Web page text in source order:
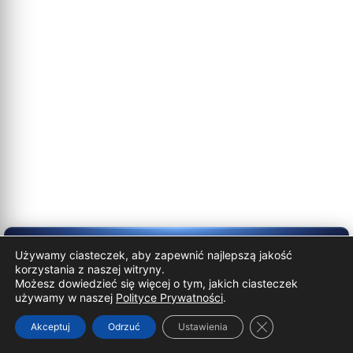
© Wszelkie prawa zastrzeżone
PHP Code Snippets Powered By :XYZScripts.com
Używamy ciasteczek, aby zapewnić najlepszą jakość
korzystania z naszej witryny.
Możesz dowiedzieć się więcej o tym, jakich ciasteczek
używamy w naszej Polityce Prywatności.
Akceptuj Odrzuć Ustawienia Zamknij panel